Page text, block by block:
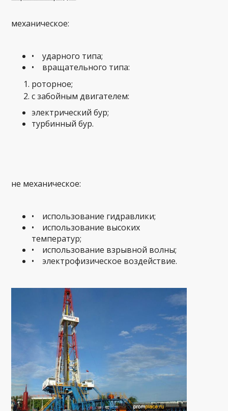
механическое:
• ударного типа;
• вращательного типа:
роторное;
с забойным двигателем:
электрический бур;
турбинный бур.
не механическое:
• использование гидравлики;
• использование высоких
температур;
• использование взрывной волны;
• электрофизическое воздействие.